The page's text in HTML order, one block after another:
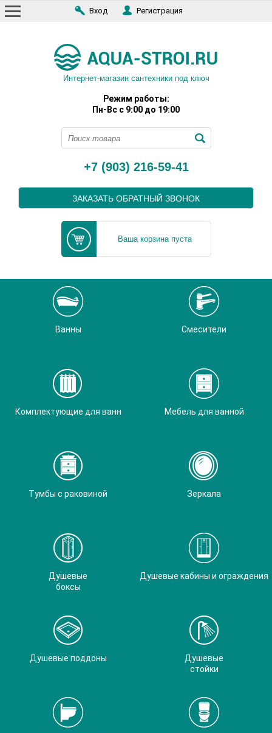
Вход Регистрация
Интернет-магазин сантехники под ключ
Режим работы:
Пн-Вс с 9:00 до 19:00
+7 (903) 216-59-41
ЗАКАЗАТЬ ОБРАТНЫЙ ЗВОНОК
Ваша корзина пуста
Ванны Смесители
Комплектующие для ванн Мебель для ванной
Тумбы с раковиной Зеркала
Душевые
боксы
Душевые кабины и ограждения
Душевые поддоны
Душевые
стойки